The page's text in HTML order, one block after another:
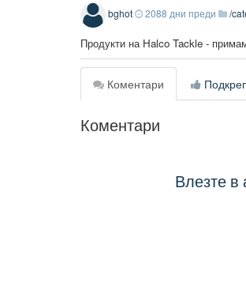
bghot 2088 дни преди /
Продукти на Halco Tackle -
Коментари
Коментари
Влезте в